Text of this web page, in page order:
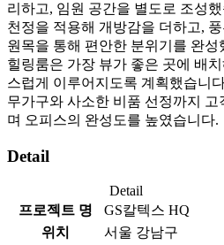
리하고, 임원 공간을 별도로 조성
천정을 적용해 개방감을 더하고,
원목을 통해 편안한 분위기를 완
힐링룸은 가장 뷰가 좋은 곳에 배
스럽게 이루어지도록 계획했습니
무가구와 사소한 비품 선정까지
며 오피스의 완성도를 높였습니다.
Detail
Detail
프로젝트 명
GS칼텍스 HQ
위치
서울 강남구